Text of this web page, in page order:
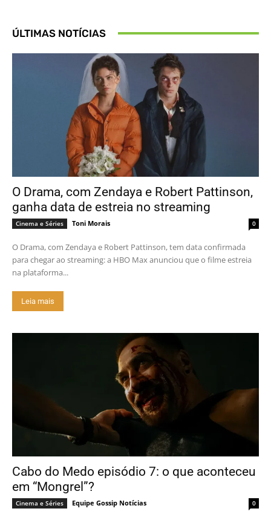
ÚLTIMAS NOTÍCIAS
O Drama, com Zendaya e Robert Pattinson,
ganha data de estreia no streaming
Cinema e Séries Toni Morais 0
O Drama, com Zendaya e Robert Pattinson, tem data confirmada
para chegar ao streaming: a HBO Max anunciou que o filme estreia
na plataforma...
Leia mais
Cabo do Medo episódio 7: o que aconteceu
em “Mongrel”?
Cinema e Séries Equipe Gossip Notícias 0